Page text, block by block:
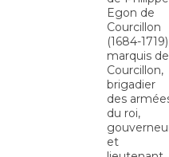
Egon de
Courcillon
(1684-
marquis de
Courcillon,
brigadier
des
du roi,
et